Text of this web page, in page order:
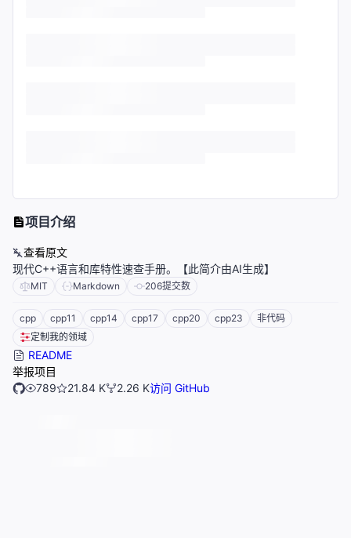
项目介绍
查看原文
现代C++语言和库特性速查手册。【此简介由AI生成】
MIT Markdown 206提交数
cpp cpp11 cpp14 cpp17 cpp20 cpp23
非代码
定制我的领域
README
举报项目
789
21.84 K 2.26 K访问 GitHub